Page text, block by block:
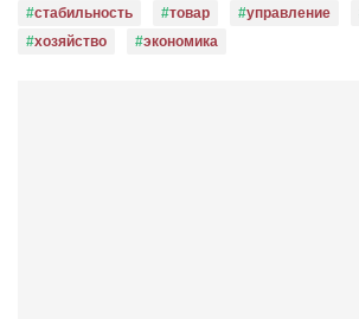
стабильность
товар управление
хозяйство
экономика